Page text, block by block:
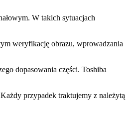
W takich sytuacjach
weryfikację obrazu, wprowadzania
dopasowania części. Toshiba
przypadek traktujemy z należytą